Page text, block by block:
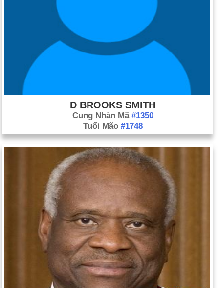
D BROOKS SMITH
Cung Nhân Mã #1350
Tuổi Mão #1748